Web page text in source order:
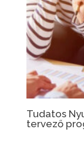
Tudatos
tervező